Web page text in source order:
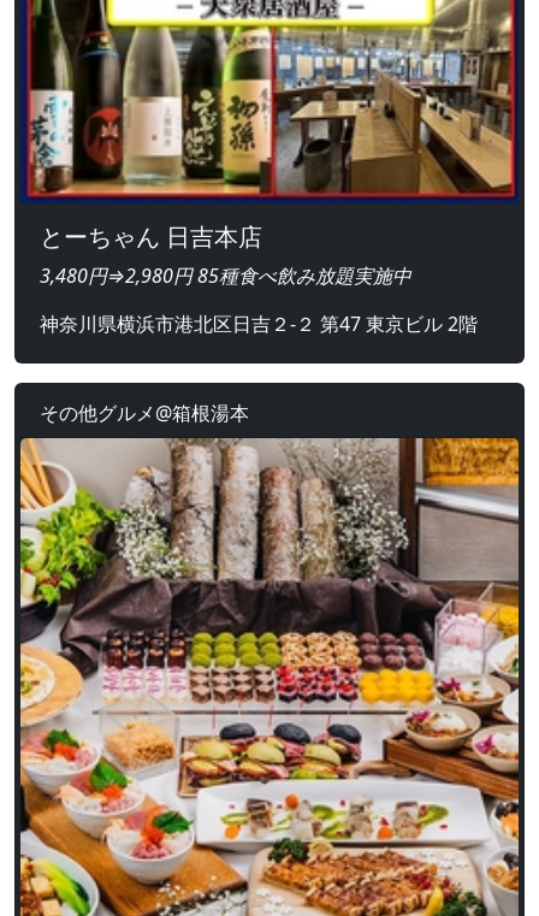
とーちゃん 日吉本店
3,480円⇒2,980円 85種食べ飲み放題実施中
神奈川県横浜市港北区日吉２-２ 第47 東京ビル 2階
その他グルメ@箱根湯本